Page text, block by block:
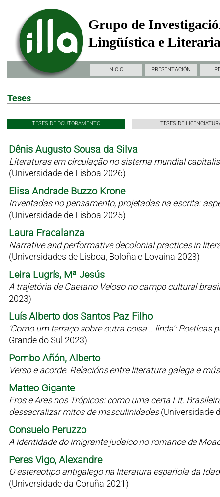
Grupo de
Lingüística e
INICIO PRESENTACIÓN
Teses
TESES DE DOUTORAMENTO TESES DE
Dênis Augusto Sousa da Silva
Literaturas em circulação no sistema mundial
(Universidade de Lisboa 2026)
Elisa Andrade Buzzo Krone
Inventadas no pensamento, projetadas na escrita:
(Universidade de Lisboa 2025)
Laura Fracalanza
Narrative and performative decolonial practices in
(Universidades de Lisboa, Boloña e Lovaina 2023)
Leira Lugrís, Mª Jesús
A trajetória de Caetano Veloso no campo cultural
2023)
Luís Alberto dos Santos Paz Filho
'Como um terraço sobre outra coisa… linda': Poéticas
Grande do Sul 2023)
Pombo Añón, Alberto
Verso e acorde. Relacións entre literatura galega e
Matteo Gigante
Eros e Ares nos Trópicos: como uma certa Lit.
dessacralizar mitos de masculinidades(Universidade
Consuelo Peruzzo
A identidade do imigrante judaico no romance de
Peres Vigo, Alexandre
O estereotipo antigalego na literatura española da
(Universidade da Coruña 2021)